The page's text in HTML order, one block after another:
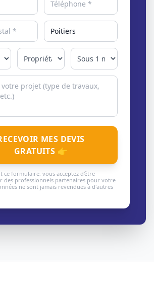
MES DEVIS
GRATUITS 👉
ce formulaire, vous acceptez d'être
des professionnels partenaires pour votre
ne sont jamais revendues à d'autres